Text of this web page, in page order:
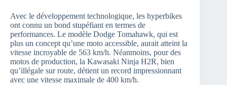
Avec le développement technologique, les hyperbikes
ont connu un bond stupéfiant en termes de
performances. Le modèle Dodge Tomahawk, qui est
plus un concept qu’une moto accessible, aurait atteint la
vitesse incroyable de 563 km/h. Néanmoins, pour des
motos de production, la Kawasaki Ninja H2R, bien
qu’illégale sur route, détient un record impressionnant
avec une vitesse maximale de 400 km/h.